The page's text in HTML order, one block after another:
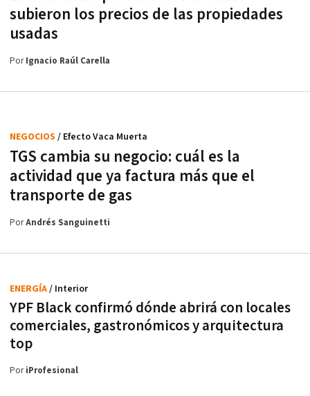
subieron los precios de las propiedades
usadas
PorIgnacio Raúl Carella
TGS cambia su negocio: cuál es la
actividad que ya factura más que el
transporte de gas
NEGOCIOS / Efecto Vaca Muerta
PorAndrés Sanguinetti
YPF Black confirmó dónde abrirá con locales
comerciales, gastronómicos y arquitectura
top
ENERGÍA/ Interior
PoriProfesional